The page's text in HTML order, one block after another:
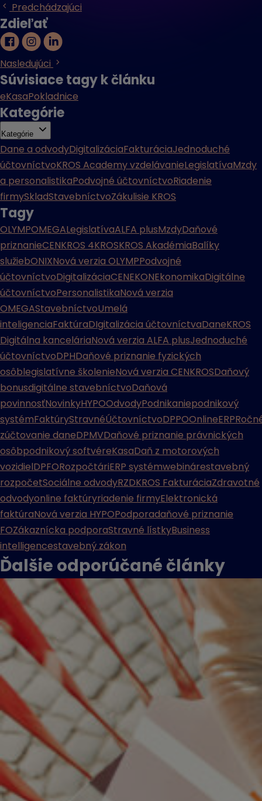
Predchádzajúci
Zdieľať
Nasledujúci
Súvisiace tagy k článku
eKasaPokladnice
Kategórie
Kategórie
Dane a odvodyDigitalizáciaFakturáciaJednoduché
účtovníctvoKROS Academy vzdelávanieLegislatívaMzdy
a personalistikaPodvojné účtovníctvoRiadenie
firmySkladStavebníctvoZákulisie KROS
Tagy
OLYMPOMEGALegislatívaALFA plusMzdyDaňové
priznanieCENKROS 4KROSKROS AkadémiaBalíky
služiebONIXNová verzia OLYMPPodvojné
účtovníctvoDigitalizáciaCENEKONEkonomikaDigitálne
účtovníctvoPersonalistikaNová verzia
OMEGAStavebníctvoUmelá
inteligenciaFaktúraDIgitalizácia účtovníctvaDaneKROS
Digitálna kanceláriaNová verzia ALFA plusJednoduché
účtovníctvoDPHDaňové priznanie fyzických
osôblegislatívne školenieNová verzia CENKROSDaňový
bonusdigitálne stavebníctvoDaňová
povinnosťNovinkyHYPOOdvodyPodnikaniepodnikový
systémFaktúryStravnéÚčtovníctvoDPPOOnlineERP
zúčtovanie daneDPMVDaňové priznanie právnických
osôbpodnikový softvéreKasaDaň z motorových
vozidielDPFORozpočtáriERP systémwebinárestavebný
rozpočetSociálne odvodyRZDKROS FakturáciaZdravotné
odvodyonline faktúryriadenie firmyElektronická
faktúraNová verzia HYPOPodporadaňové priznanie
FOZákaznícka podporaStravné lístkyBusiness
intelligencestavebný zákon
Ďalšie odporúčané články